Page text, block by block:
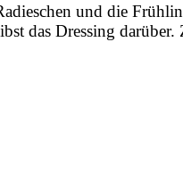
und die
das Dressing